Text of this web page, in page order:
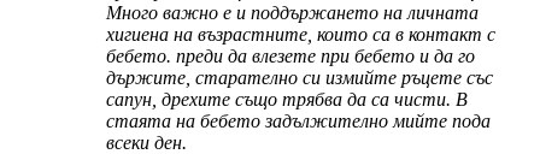
Много важно е и поддържането на личната
хигиена на възрастните, които са в контакт с
бебето. преди да влезете при бебето и да го
държите, старателно си измийте ръцете със
сапун, дрехите също трябва да са чисти. В
стаята на бебето задължително мийте пода
всеки ден.